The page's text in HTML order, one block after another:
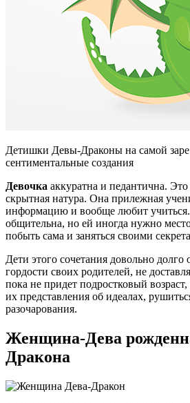
Детишки Девы-Драконы на самой
сентиментальные создания
Девочка аккуратна и педантична.
скрытная натура. Она прилежная
информацию и вообще любит учиться.
общительна, но ей иногда нужно
побыть сама и заняться своими
Дети этого сочетания довольно долго
гордости своих родителей, не
пока не придет подростковый
их представления об идеалах,
разочарования.
Женщина-Дева
Дракона